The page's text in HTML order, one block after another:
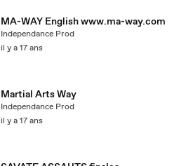
MA-WAY English www.ma-way.com
Independance Prod
il y a 17 ans
Martial Arts Way
Independance Prod
il y a 17 ans